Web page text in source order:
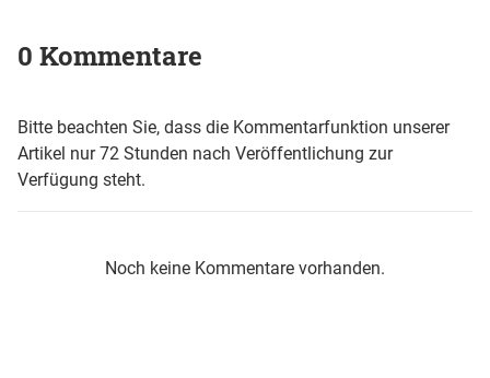
0 Kommentare
Bitte beachten Sie, dass die Kommentarfunktion unserer
Artikel nur 72 Stunden nach Veröffentlichung zur
Verfügung steht.
Noch keine Kommentare vorhanden.